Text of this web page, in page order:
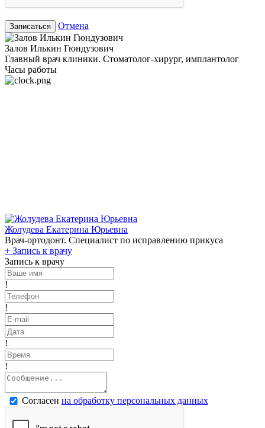
Записаться Отмена
Залов Илькин Гюндузович
Главный врач клиники. Стоматолог-хирург, имплантолог
Часы работы
Жолудева Екатерина Юрьевна
Врач-ортодонт. Специалист по исправлению прикуса
+ Запись к врачу
Запись к врачу
!
!
!
!
Согласен на обработку персональных данных